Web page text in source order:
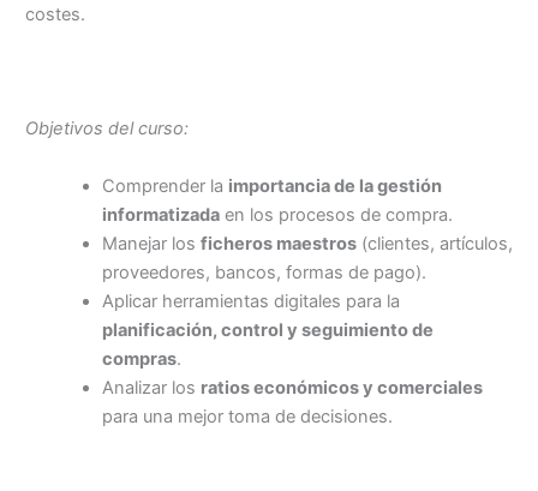
costes.
Objetivos del curso:
Comprender la importancia de la gestión
informatizadaen los procesos de compra.
Manejar los ficheros maestros(clientes, artículos,
proveedores, bancos, formas de pago).
Aplicar herramientas digitales para la
planificación, control y seguimiento de
compras.
Analizar los ratios económicos y comerciales
para una mejor toma de decisiones.